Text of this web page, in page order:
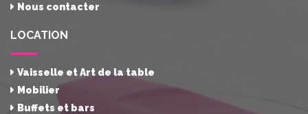
Nous contacter
LOCATION
Vaisselle et Art de la table
Mobilier
Buffets et bars